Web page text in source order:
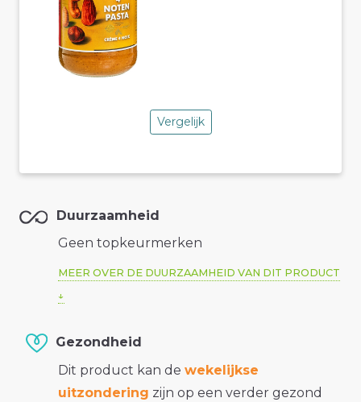
Vergelijk
Duurzaamheid
Geen topkeurmerken
MEER OVER DE DUURZAAMHEID VAN DIT PRODUCT
Gezondheid
Dit product kan de wekelijkse
uitzondering zijn op een verder gezond